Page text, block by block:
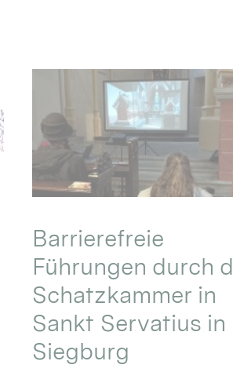
Barrierefreie
Führungen durch
Schatzkammer in
Sankt Servatius in
Siegburg